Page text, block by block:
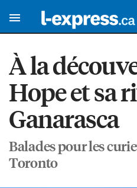
À la
Hope et sa
Ganarasca
Balades pour les
Toronto